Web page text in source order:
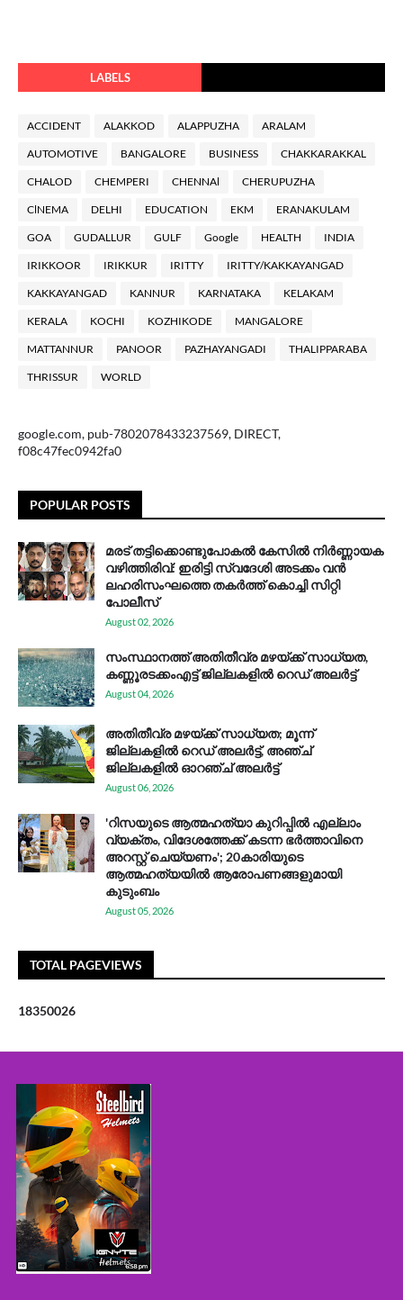
LABELS
ACCIDENT ALAKKOD ALAPPUZHA ARALAM
AUTOMOTIVE BANGALORE BUSINESS CHAKKARAKKAL
CHALOD CHEMPERI CHENNAl CHERUPUZHA
ClNEMA DELHI EDUCATION EKM ERANAKULAM
GOA GUDALLUR GULF Google HEALTH INDIA
IRIKKOOR IRIKKUR IRITTY IRITTY/KAKKAYANGAD
KAKKAYANGAD KANNUR KARNATAKA KELAKAM
KERALA KOCHI KOZHIKODE MANGALORE
MATTANNUR PANOOR PAZHAYANGADI THALIPPARABA
THRISSUR WORLD
google.com, pub-7802078433237569, DIRECT,
f08c47fec0942fa0
POPULAR POSTS
മരട് തട്ടിക്കൊണ്ടുപോകൽ കേസിൽ നിർണ്ണായക
വഴിത്തിരിവ്: ഇരിട്ടി സ്വദേശി അടക്കം വൻ
ലഹരിസംഘത്തെ തകർത്ത് കൊച്ചി സിറ്റി
പോലീസ്
August 02, 2026
സം​സ്ഥാ​ന​ത്ത് അ​തി​തീ​വ്ര മ​ഴ​യ്ക്ക് സാ​ധ്യ​ത,
കണ്ണൂരടക്കംഎ​ട്ട് ജി​ല്ല​ക​ളി​ൽ റെ​ഡ് അ​ലർ​ട്ട്
August 04, 2026
അതിതീവ്ര മഴയ്ക്ക് സാധ്യത; മൂന്ന്
ജില്ലകളിൽ റെഡ് അലർട്ട്, അഞ്ച്
ജില്ലകളിൽ ഓറഞ്ച് അലർട്ട്
August 06, 2026
'റിസയുടെ ആത്മഹത്യാ കുറിപ്പിൽ എല്ലാം
വ്യക്തം, വിദേശത്തേക്ക് കടന്ന ഭർത്താവിനെ
അറസ്റ്റ് ചെയ്യണം'; 20കാരിയുടെ
ആത്മഹത്യയിൽ ആരോപണങ്ങളുമായി
കുടുംബം
August 05, 2026
TOTAL PAGEVIEWS
18350026